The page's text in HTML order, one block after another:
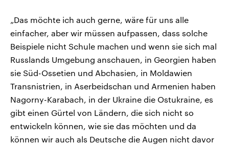
„Das möchte ich auch gerne, wäre für uns alle
einfacher, aber wir müssen aufpassen, dass solche
Beispiele nicht Schule machen und wenn sie sich mal
Russlands Umgebung anschauen, in Georgien haben
sie Süd-Ossetien und Abchasien, in Moldawien
Transnistrien, in Aserbeidschan und Armenien haben
Nagorny-Karabach, in der Ukraine die Ostukraine, es
gibt einen Gürtel von Ländern, die sich nicht so
entwickeln können, wie sie das möchten und da
können wir auch als Deutsche die Augen nicht davor